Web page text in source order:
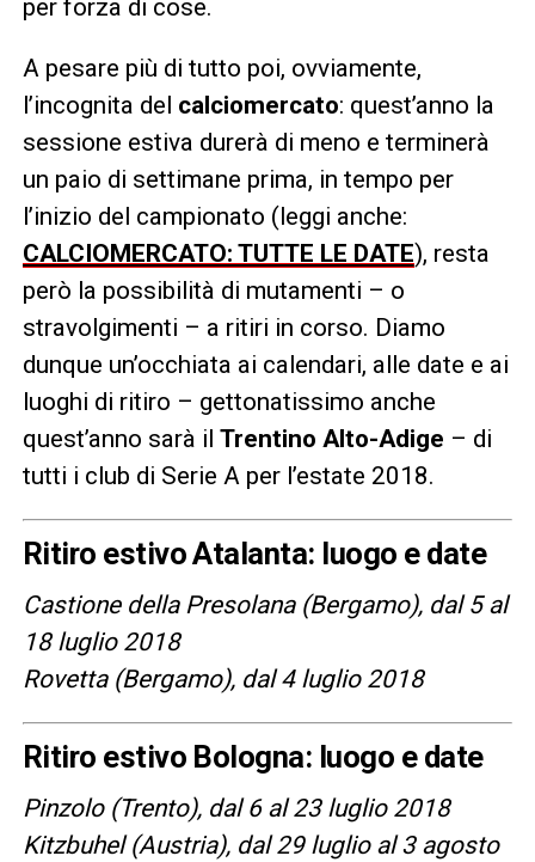
per forza di cose.
A pesare più di tutto poi, ovviamente,
l’incognita del calciomercato: quest’anno la
sessione estiva durerà di meno e terminerà
un paio di settimane prima, in tempo per
l’inizio del campionato (leggi anche:
CALCIOMERCATO: TUTTE LE DATE), resta
però la possibilità di mutamenti – o
stravolgimenti – a ritiri in corso. Diamo
dunque un’occhiata ai calendari, alle date e ai
luoghi di ritiro – gettonatissimo anche
quest’anno sarà il Trentino Alto-Adige – di
tutti i club di Serie A per l’estate 2018.
Ritiro estivo Atalanta: luogo e date
Castione della Presolana (Bergamo), dal 5 al
18 luglio 2018
Rovetta (Bergamo), dal 4 luglio 2018
Ritiro estivo Bologna: luogo e date
Pinzolo (Trento), dal 6 al 23 luglio 2018
Kitzbuhel (Austria), dal 29 luglio al 3 agosto